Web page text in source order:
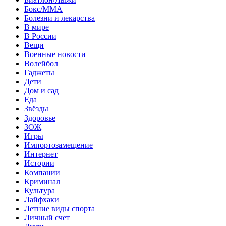
Бокс/MMA
Болезни и лекарства
В мире
В России
Вещи
Военные новости
Волейбол
Гаджеты
Дети
Дом и сад
Еда
Звёзды
Здоровье
ЗОЖ
Игры
Импортозамещение
Интернет
Истории
Компании
Криминал
Культура
Лайфхаки
Летние виды спорта
Личный счет